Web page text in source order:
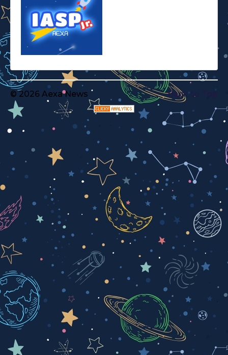
Back to Top
© 2026 Aexa News